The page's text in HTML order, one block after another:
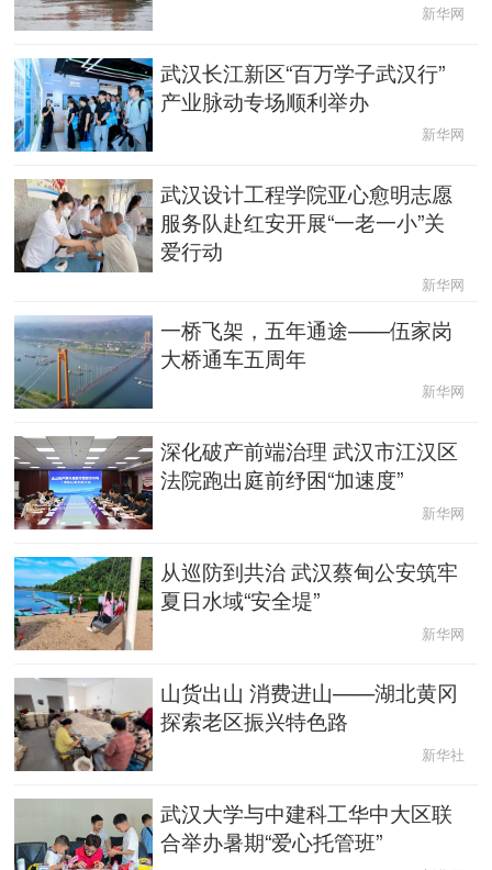
浙江 安徽 福建
山东
广东 广西 海南 重庆
四川 贵州
陕西 甘肃 青海 宁夏
新疆
多语种频道
English
Русский язык 日本語 한국어
Deutsch Português
新华网
武汉长江新区“百万学子武汉行”
产业脉动专场顺利举办
新华网
武汉设计工程学院亚心愈明志愿
服务队赴红安开展“一老一小”关
爱行动
新华网
一桥飞架，五年通途——伍家岗
大桥通车五周年
新华网
深化破产前端治理 武汉市江汉区
法院跑出庭前纾困“加速度”
新华网
从巡防到共治 武汉蔡甸公安筑牢
夏日水域“安全堤”
新华网
山货出山 消费进山——湖北黄冈
探索老区振兴特色路
新华社
武汉大学与中建科工华中大区联
合举办暑期“爱心托管班”